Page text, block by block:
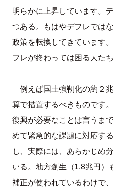
明らかに上昇しています。
つある。もはやデフレでは
政策を転換してきています
フレが終わっては困る人た
例えば国土強靭化の約２
算で措置するべきものです
復興が必要なことは言うま
めて緊急的な課題に対応す
し、実際には、あらかじめ
いる。地方創生（1.8兆円）
補正が使われているわけで